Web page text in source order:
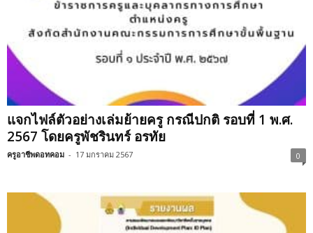
แจกไฟล์ตัวอย่างเล่มย้ายครู กรณีปกติ รอบที่ 1 พ.ศ.
2567 โดยครูพัชรินทร์ อรทัย
ครูอาชีพดอทคอม - 17 มกราคม 2567 0